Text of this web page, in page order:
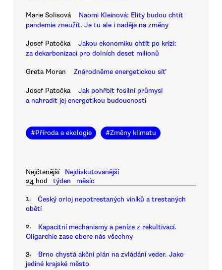
Marie Solisová
Naomi Kleinová: Elity budou chtít
pandemie zneužít. Je tu ale i naděje na změny
Josef Patočka
Jakou ekonomiku chtít po krizi:
za dekarbonizaci pro dolních deset milionů
Greta Moran Znárodněme energetickou síť
Josef Patočka
Jak pohřbít fosilní průmysl
a nahradit jej energetikou budoucnosti
#Příroda a ekologie #Změny klimatu
Nejčtenější
Nejdiskutovanější
24 hod
týden měsíc
1.
Český orloj nepotrestaných viníků a trestaných
obětí
2.
Kapacitní mechanismy a peníze z rekultivací.
Oligarchie zase obere nás všechny
3.
Brno chystá akční plán na zvládání veder. Jako
jediné krajské město